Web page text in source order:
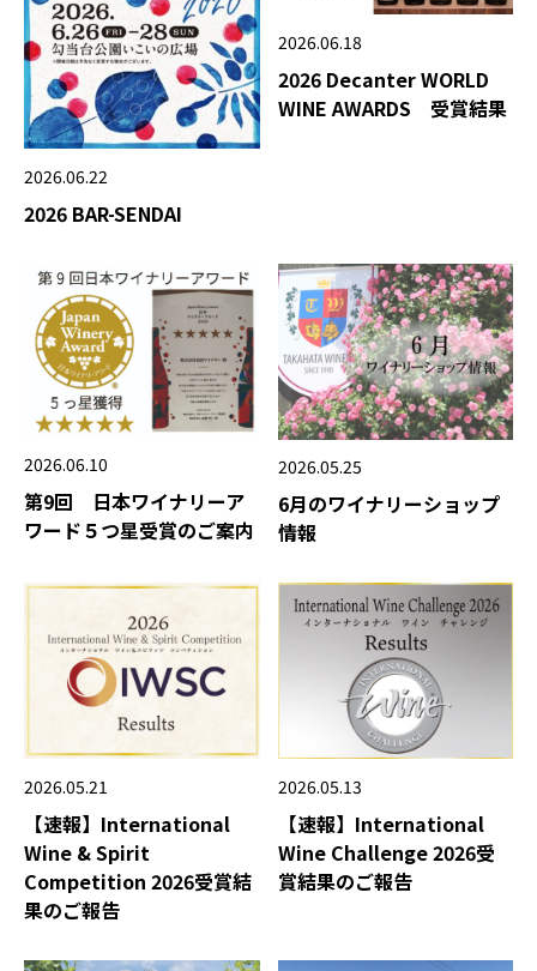
2026.06.22
2026 BAR-SENDAI
2026.06.18
2026 Decanter WORLD
WINE AWARDS 受賞結果
2026.06.10
第9回 日本ワイナリーア
ワード５つ星受賞のご案内
2026.05.25
6月のワイナリーショップ
情報
2026.05.21
【速報】International
Wine & Spirit
Competition 2026受賞結
果のご報告
2026.05.13
【速報】International
Wine Challenge 2026受
賞結果のご報告